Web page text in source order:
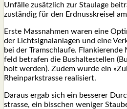
Unfäl­le zusätz­lich zur Stau­la­ge
zustän­dig für den Erd­nuss­krei­sel
Ers­te Mass­nah­men waren eine
der Licht­si­gnal­an­la­gen und eine
bei der Tramschlau­fe.
feld betra­fen die Bus­hal­te­stel­len
holt wer­den). Zudem wur­de ein
Rhein­park­stras­se rea­li­siert.
Dar­aus ergab sich ein bes­se­rer
stras­se, ein biss­chen weni­ger